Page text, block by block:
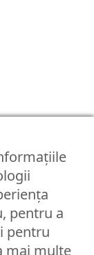
pentru a
pentru
mai multe